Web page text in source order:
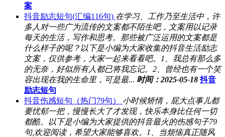
案
抖音励志短句(汇编116句) 在学习、工作乃至生活中，许
多人对一些广为流传的文案都不陌生吧，文案用以记录
每天的生活，写作和思考。那些被广泛运用的文案都是
什么样子的呢？以下是小编为大家收集的抖音生活励志
文案，仅供参考，大家一起来看看吧。1、我总有那么多
的无奈，好似所有人都已将我忘记。2、曾经也有一个笑
容出现在我的生命里，可是最... 时间：2025-05-18 抖音
励志短句
抖音伤感短句（热门79句）
小时候矫情，屁大点事儿都
要忧郁一把，慢慢长大了才发现，快乐本身比任何一切
都酷。以下是小编为大家提供的抖音最火的伤感句子79
句,欢迎阅读，希望大家能够喜欢。1、当烦恼真正随风